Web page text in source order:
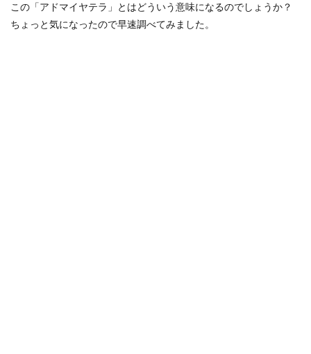
この「アドマイヤテラ」とはどういう意味になるのでしょうか？
ちょっと気になったので早速調べてみました。